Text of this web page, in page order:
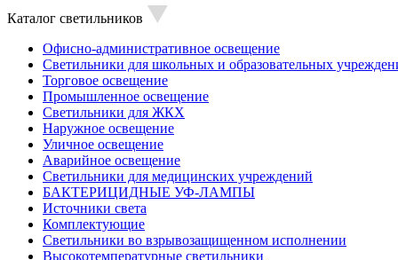
Каталог светильников
Офисно-административное освещение
Светильники для школьных и образовательных
Торговое освещение
Промышленное освещение
Светильники для ЖКХ
Наружное освещение
Уличное освещение
Аварийное освещение
Светильники для медицинских учреждений
БАКТЕРИЦИДНЫЕ УФ-ЛАМПЫ
Источники света
Комплектующие
Светильники во взрывозащищенном исполнении
Высокотемпературные светильники